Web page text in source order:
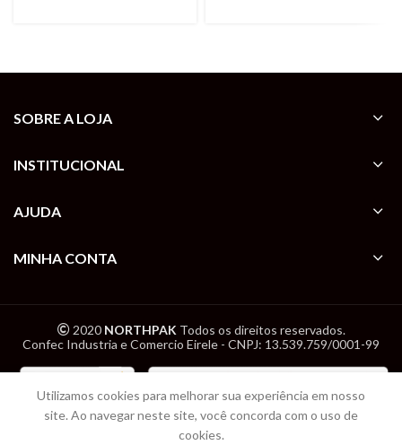
SOBRE A LOJA
INSTITUCIONAL
AJUDA
MINHA CONTA
2020 NORTHPAK Todos os direitos reservados.
Confec Industria e Comercio Eirele - CNPJ: 13.539.759/0001-99
Utilizamos cookies para melhorar sua experiência em nosso
site. Ao navegar neste site, você concorda com o uso de
cookies.